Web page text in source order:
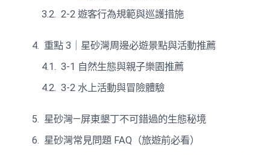
2-2 遊客行為規範與巡護措施
重點 3｜星砂灣周邊必遊景點與活動推薦
3-1 自然生態與親子樂園推薦
3-2 水上活動與冒險體驗
星砂灣—屏東墾丁不可錯過的生態秘境
星砂灣常見問題 FAQ（旅遊前必看）